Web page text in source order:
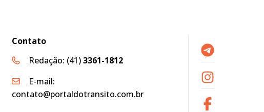
Contato
Redação: (41)3361-1812
E-mail:
contato@portaldotransito.com.br